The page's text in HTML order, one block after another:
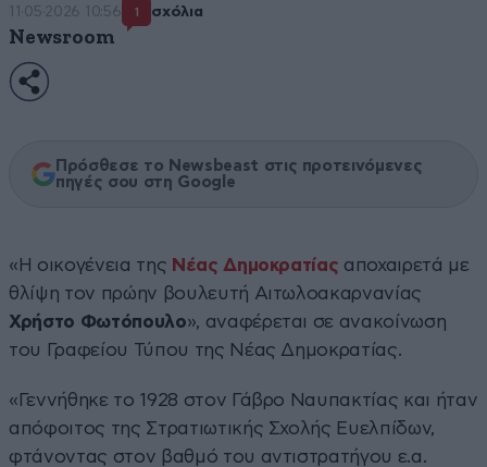
11·05·2026 10:56 1 σχόλια
Newsroom
Πρόσθεσε το Newsbeast στις προτεινόμενες
πηγές σου στη Google
«Η οικογένεια της Νέας Δημοκρατίας αποχαιρετά με
θλίψη τον πρώην βουλευτή Αιτωλοακαρνανίας
Χρήστο Φωτόπουλο», αναφέρεται σε ανακοίνωση
του Γραφείου Τύπου της Νέας Δημοκρατίας.
«Γεννήθηκε το 1928 στον Γάβρο Ναυπακτίας και ήταν
απόφοιτος της Στρατιωτικής Σχολής Ευελπίδων,
φτάνοντας στον βαθμό του αντιστρατήγου ε.α.